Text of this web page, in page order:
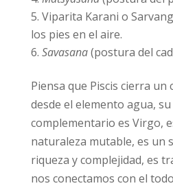
Viparita Karani o
los pies en el aire.
Savasana(postura del
Piensa que Piscis cierra un
desde el elemento agua,
complementario es Virgo,
naturaleza mutable, es un
riqueza y complejidad, es
nos conectamos con el